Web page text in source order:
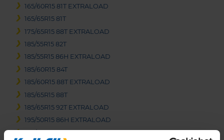
165/60R15 81T EXTRALOAD
165/65R15 81T
175/65R15 88T EXTRALOAD
185/55R15 82T
185/55R15 86H EXTRALOAD
185/60R15 84T
185/60R15 88T EXTRALOAD
185/65R15 88T
185/65R15 92T EXTRALOAD
195/50R15 86H EXTRALOAD
195/55R15 85H